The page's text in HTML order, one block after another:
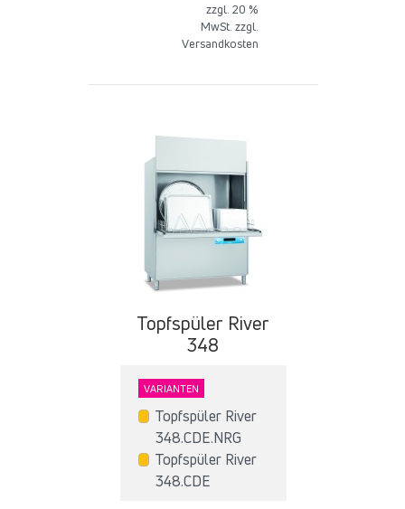
zzgl. 20 %
MwSt. zzgl.
Versandkosten
Topfspüler River
348
VARIANTEN
Topfspüler River
348.CDE.NRG
Topfspüler River
348.CDE